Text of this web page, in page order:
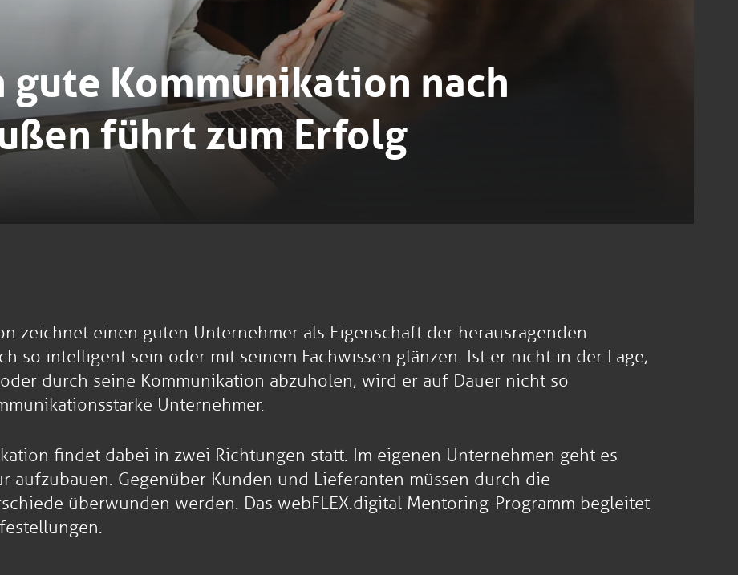
gute Kommunikation nach
führt zum Erfolg
zeichnet einen guten Unternehmer als Eigenschaft der herausragenden
so intelligent sein oder mit seinem Fachwissen glänzen. Ist er nicht in der Lage,
durch seine Kommunikation abzuholen, wird er auf Dauer nicht so
Unternehmer.
findet dabei in zwei Richtungen statt. Im eigenen Unternehmen geht es
aufzubauen. Gegenüber Kunden und Lieferanten müssen durch die
überwunden werden. Das webFLEX.digital Mentoring-Programm begleitet